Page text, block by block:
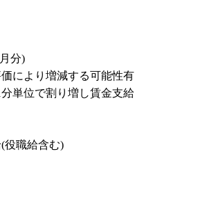
分)
により増減する可能性有
単位で割り増し賃金支給
役職給含む)